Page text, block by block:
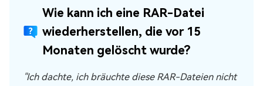
Wie kann ich eine RAR-Datei
wiederherstellen, die vor 15
Monaten gelöscht wurde?
"Ich dachte, ich bräuchte diese RAR-Dateien nicht